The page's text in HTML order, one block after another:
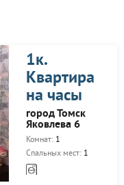
доплата 500 р/чел. Пт
- 20000 рублей,
свыше 20 человек,
доплата 500 р/чел. Сб
и Праздничные дни -
25000...
1к.
Квартира
на часы
город Томск
Яковлева 6
Комнат: 1
Спальных мест: 1